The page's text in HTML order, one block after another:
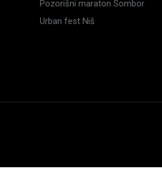
Pozorišni maraton Sombor
Urban fest Niš